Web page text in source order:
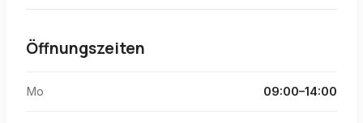
Öffnungszeiten
Mo 09:00–14:00